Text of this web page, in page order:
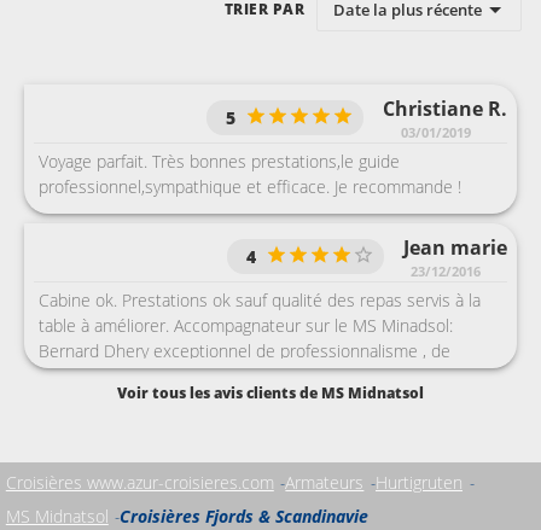
TRIER PAR Date la plus récente
Christiane R.
03/01/2019
5
Voyage parfait. Très bonnes prestations,le guide
professionnel,sympathique et efficace. Je recommande !
Jean marie
23/12/2016
4
Cabine ok. Prestations ok sauf qualité des repas servis à la
table à améliorer. Accompagnateur sur le MS Minadsol:
Bernard Dhery exceptionnel de professionnalisme , de
sensibilité, gentillesse etc.,
Voir tous les avis clients de MS Midnatsol
Croisières www.azur-croisieres.com Armateurs Hurtigruten
MS Midnatsol Croisières Fjords & Scandinavie